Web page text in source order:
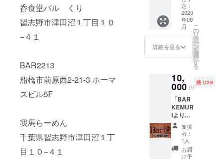
呑食堂バル くり
習志野市津田沼１丁目１０
−４１
BAR2213
船橋市前原西2‐21‐3 ホーマ
スビル5F
我馬らーめん
千葉県習志野市津田沼１丁
目１０−４１
2020年
12月ま
でとし
ます。
チケッ
トを10
枚ご提
供しま
す。 ※
チケッ
トはご
頭で現
物と交
換でき
ます。
※有効期
限は
2020年
12月ま
でとし
ます。
定：
2020
年09
月
詳細を見る
こ
の
リ
タ
ー
ン
を
選
択
す
る
10,
000 円
残り29
「BAR
KEMUR
Iより」
赤白い
ずれか
ワイン1
本と燻
製盛り
支援
者：
1人
お届
け予